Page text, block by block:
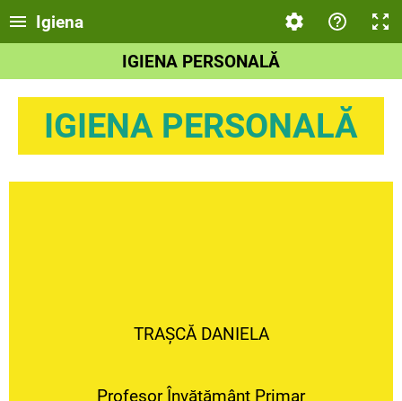
Igiena
IGIENA PERSONALĂ
IGIENA PERSONALĂ
TRAȘCĂ DANIELA
Profesor Învățământ Primar